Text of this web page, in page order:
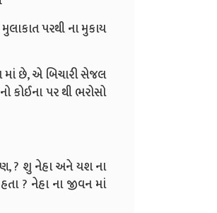
પરથી ના મુકાય
માં છે, એ બિચારી સેજલ
કોઈના પર થી ભરોસો
? શુ નેહા અને યશ ના
? નેહા ના જીવન માં